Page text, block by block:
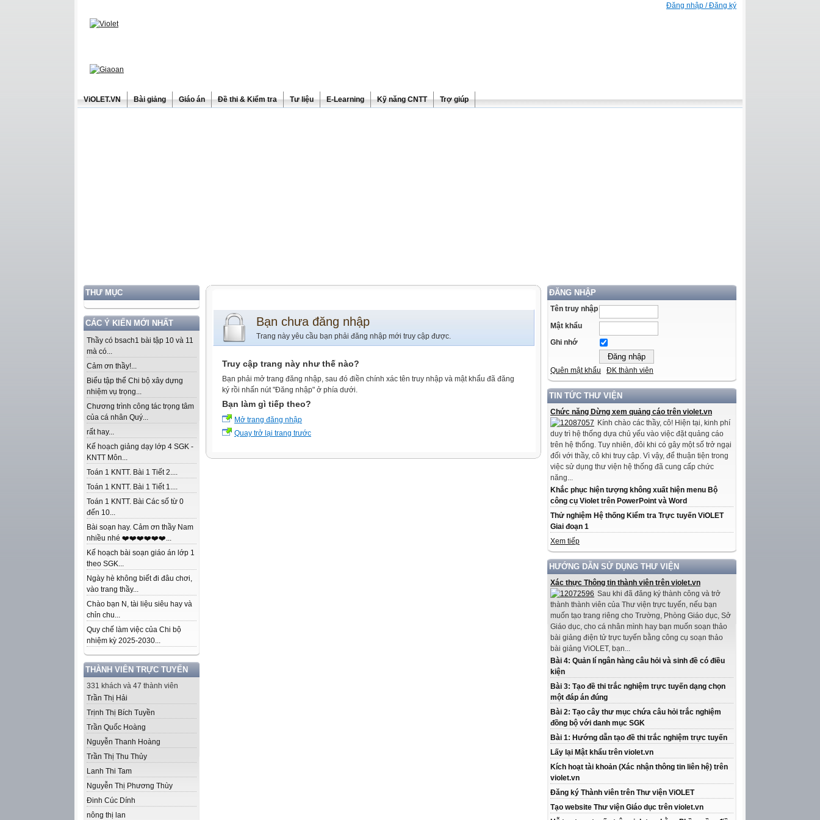
Đăng nhập / Đăng ký
ViOLET.VN Bài giảng Giáo án Đề thi & Kiểm tra Tư liệu E-Learning Kỹ năng CNTT Trợ giúp
THƯ MỤC
CÁC Ý KIẾN MỚI NHẤT
Thầy có bsach1 bài tập 10 và 11
mà có...
Cảm ơn thầy!...
Biểu tập thể Chi bộ xây dựng
nhiệm vụ trọng...
Chương trình công tác trọng tâm
của cá nhân Quý...
rất hay...
Kế hoạch giảng dạy lớp 4 SGK -
KNTT Môn...
Toán 1 KNTT. Bài 1 Tiết 2....
Toán 1 KNTT. Bài 1 Tiết 1....
Toán 1 KNTT. Bài Các số từ 0
đến 10...
Bài soạn hay. Cảm ơn thầy Nam
nhiều nhé ❤️❤️❤️❤️❤️❤️...
Kế hoạch bài soạn giáo án lớp 1
theo SGK...
Ngày hè không biết đi đâu chơi,
vào trang thầy...
Chào bạn N, tài liệu siêu hay và
chỉn chu...
Quy chế làm việc của Chi bộ
nhiệm kỳ 2025-2030...
THÀNH VIÊN TRỰC TUYẾN
331 khách và 47 thành viên
Trần Thị Hải
Trịnh Thị Bích Tuyền
Trần Quốc Hoàng
Nguyễn Thanh Hoàng
Trần Thị Thu Thủy
Lanh Thi Tam
Nguyễn Thị Phương Thùy
Đinh Cúc Dính
nông thị lan
ĐĂNG NHẬP
Tên truy nhập
Mật khẩu
Ghi nhớ
Quên mật khẩu ĐK thành viên
TIN TỨC THƯ VIỆN
Chức năng Dừng xem quảng cáo trên violet.vn
Kính chào các thầy, cô! Hiện tại, kinh phí
duy trì hệ thống dựa chủ yếu vào việc đặt quảng cáo
trên hệ thống. Tuy nhiên, đôi khi có gây một số trở ngại
đối với thầy, cô khi truy cập. Vì vậy, để thuận tiện trong
việc sử dụng thư viện hệ thống đã cung cấp chức
năng...
Khắc phục hiện tượng không xuất hiện menu Bộ
công cụ Violet trên PowerPoint và Word
Thử nghiệm Hệ thống Kiểm tra Trực tuyến ViOLET
Giai đoạn 1
Xem tiếp
HƯỚNG DẪN SỬ DỤNG THƯ VIỆN
Xác thực Thông tin thành viên trên violet.vn
Sau khi đã đăng ký thành công và trở
thành thành viên của Thư viện trực tuyến, nếu bạn
muốn tạo trang riêng cho Trường, Phòng Giáo dục, Sở
Giáo dục, cho cá nhân mình hay bạn muốn soạn thảo
bài giảng điện tử trực tuyến bằng công cụ soạn thảo
bài giảng ViOLET, bạn...
Bài 4: Quản lí ngân hàng câu hỏi và sinh đề có điều
kiện
Bài 3: Tạo đề thi trắc nghiệm trực tuyến dạng chọn
một đáp án đúng
Bài 2: Tạo cây thư mục chứa câu hỏi trắc nghiệm
đồng bộ với danh mục SGK
Bài 1: Hướng dẫn tạo đề thi trắc nghiệm trực tuyến
Lấy lại Mật khẩu trên violet.vn
Kích hoạt tài khoản (Xác nhận thông tin liên hệ) trên
violet.vn
Đăng ký Thành viên trên Thư viện ViOLET
Tạo website Thư viện Giáo dục trên violet.vn
Bạn chưa đăng nhập
Trang này yêu cầu bạn phải đăng nhập mới truy cập được.
Truy cập trang này như thế nào?
Bạn phải mở trang đăng nhập, sau đó điền chính xác tên truy nhập và mật khẩu đã đăng
ký rồi nhấn nút "Đăng nhập" ở phía dưới.
Bạn làm gì tiếp theo?
Mở trang đăng nhập
Quay trở lại trang trước